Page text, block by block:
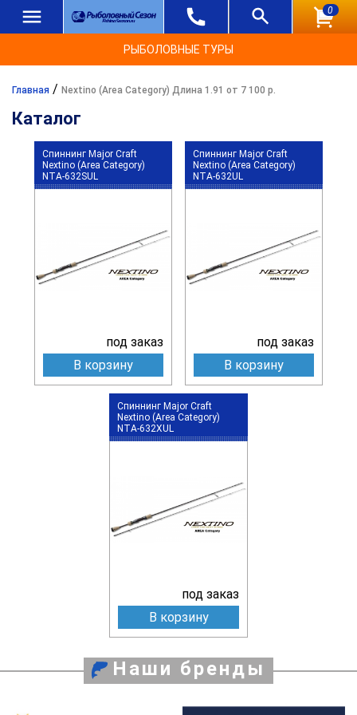
0
РЫБОЛОВНЫЕ ТУРЫ
Главная / Nextino (Area Category) Длина 1.91 от 7 100 р.
Каталог
Спиннинг Major Craft
Nextino (Area Category)
NTA-632SUL
под заказ
В корзину
Спиннинг Major Craft
Nextino (Area Category)
NTA-632UL
под заказ
В корзину
Спиннинг Major Craft
Nextino (Area Category)
NTA-632XUL
под заказ
В корзину
Наши бренды